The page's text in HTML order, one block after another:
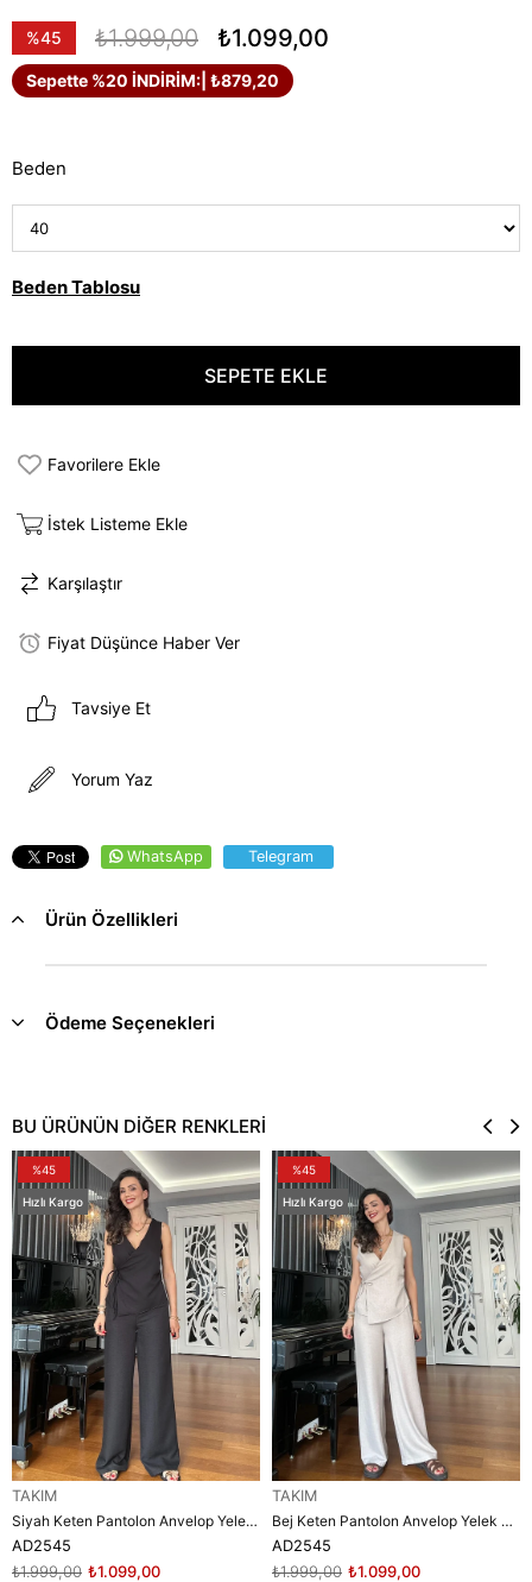
%45
İndirim
₺1.999,00 ₺1.099,00
Sepette %20 İNDİRİM: | ₺879,20
Beden
Beden Tablosu
Favorilere Ekle
İstek Listeme Ekle
Karşılaştır
Fiyat Düşünce Haber Ver
Tavsiye Et
Yorum Yaz
WhatsApp Telegram
Ürün Özellikleri
Ödeme Seçenekleri
BU ÜRÜNÜN DİĞER RENKLERİ
TAKIM
Siyah Keten Pantolon Anvelop Yelek Takım
AD2545
₺1.099,00
₺1.999,00
%45
Hızlı Kargo
TAKIM
Bej Keten Pantolon Anvelop Yelek Takım
AD2545
₺1.099,00
₺1.999,00
%45
Hızlı Kargo